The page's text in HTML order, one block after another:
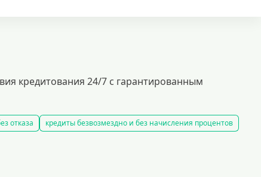
кредитования 24/7 с гарантированным
отказа
кредиты безвозмездно и без начисления процентов